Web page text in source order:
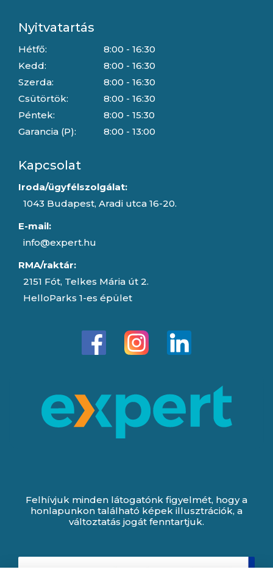
Nyitvatartás
Hétfő:
Kedd:
Szerda:
Csütörtök:
Péntek:
Garancia (P):
8:00 - 16:30
8:00 - 16:30
8:00 - 16:30
8:00 - 16:30
8:00 - 15:30
8:00 - 13:00
Kapcsolat
Iroda/ügyfélszolgálat:
1043 Budapest, Aradi utca 16-20.
E-mail:
info@expert.hu
RMA/raktár:
2151 Fót, Telkes Mária út 2.
HelloParks 1-es épület
Felhívjuk minden látogatónk figyelmét, hogy a
honlapunkon található képek illusztrációk, a
változtatás jogát fenntartjuk.